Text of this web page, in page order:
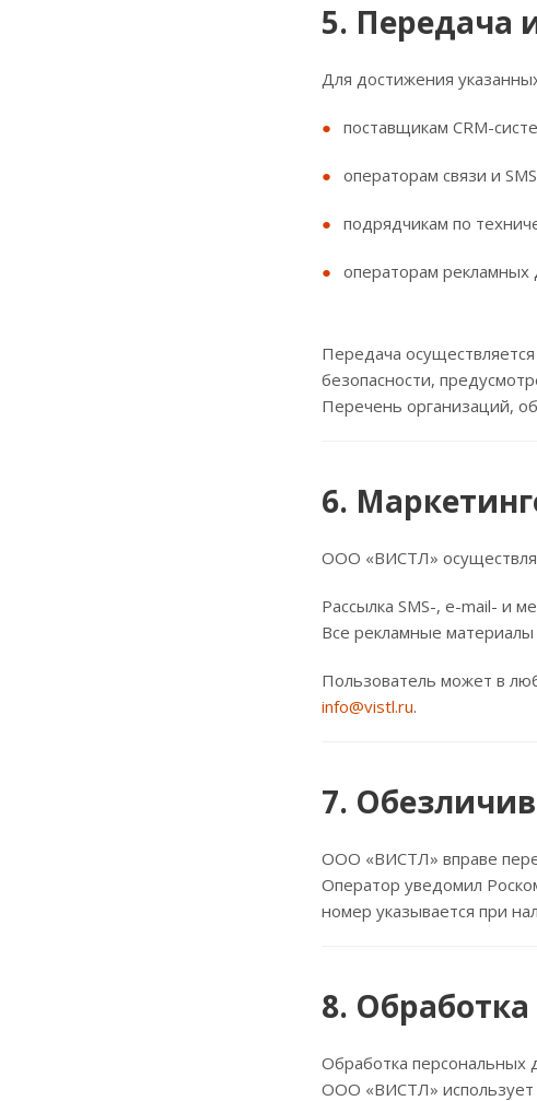
5. Передача
Для достижения
поставщикам CRM-
операторам связи и
подрядчикам по
операторам
Передача
безопасности,
Перечень организаций,
6.
ООО «ВИСТЛ»
Рассылка SMS-, e-mail- и
Все рекламные
Пользователь может в
info@vistl.ru.
7.
ООО «ВИСТЛ» вправе
Оператор уведомил
номер указывается при
8.
Обработка персональных
ООО «ВИСТЛ» использует